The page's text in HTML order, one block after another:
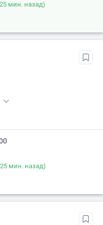
мин. назад)
мин. назад)